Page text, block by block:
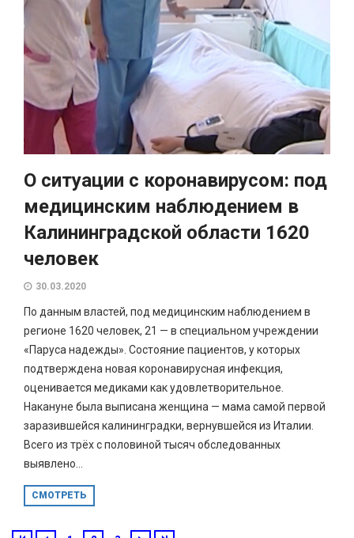
О ситуации с коронавирусом: под
медицинским наблюдением в
Калининградской области 1620
человек
30.03.2020
По данным властей, под медицинским наблюдением в
регионе 1620 человек, 21 — в специальном учреждении
«Паруса надежды». Состояние пациентов, у которых
подтверждена новая коронавирусная инфекция,
оценивается медиками как удовлетворительное.
Накануне была выписана женщина — мама самой первой
заразившейся калининградки, вернувшейся из Италии.
Всего из трёх с половиной тысяч обследованных
выявлено...
СМОТРЕТЬ